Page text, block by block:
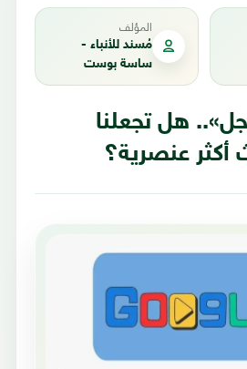
المؤلف
مُسند للأنباء -
ساسة بوست
هل تجعلنا
أكثر عنصرية؟